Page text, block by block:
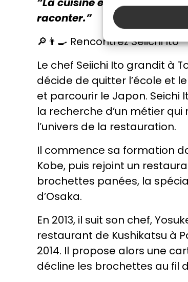
raconter.”
🔎👨‍🍳 Rencontrez Seiichi Ito
Le chef Seiichi Ito grandit à
décide de quitter l’école et
et parcourir le Japon. Seichi
la recherche d’un métier
l’univers de la restauration.
Il commence sa formation
Kobe, puis rejoint un
brochettes panées, la
d’Osaka.
En 2013, il suit son chef,
restaurant de Kushikatsu à
2014. Il propose alors une
décline les brochettes au fil